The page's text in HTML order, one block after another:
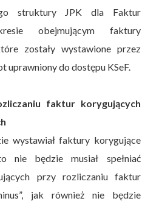
struktury JPK dla Faktur
obejmującym faktury
zostały wystawione przez
uprawniony do dostępu KSeF.
faktur korygujących
wystawiał faktury korygujące
nie będzie musiał spełniać
przy rozliczaniu faktur
jak również nie będzie